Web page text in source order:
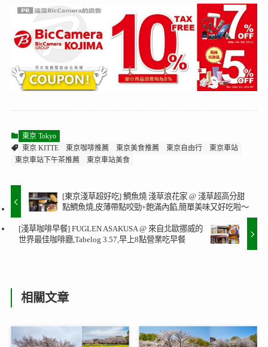
東京 Tokyo
東京 KITTE
東京咖啡推薦 東京美食推薦 東京自由行
東京車站
東京車站下午茶推薦
東京車站美食
[東京淺草超好吃] 鯛魚燒 淺草浪花家 @ 淺草超高分甜
點鯛魚燒,皮薄帶點咬勁+飽滿內餡,簡單美味又好吃啦～
[淺草咖啡早餐] FUGLEN ASAKUSA @ 來自北歐挪威的
世界最佳咖啡廳,Tabelog 3.57,早上8點營業吃早餐
相關文章